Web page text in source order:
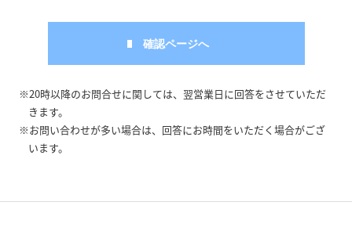
※20時以降のお問合せに関しては、翌営業日に回答をさせていただ
きます。
※お問い合わせが多い場合は、回答にお時間をいただく場合がござ
います。